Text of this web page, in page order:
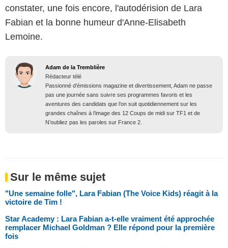
constater, une fois encore, l'autodérision de Lara
Fabian et la bonne humeur d'Anne-Elisabeth
Lemoine.
Adam de la Tremblière
Rédacteur télé
Passionné d’émissions magazine et divertissement, Adam ne passe
pas une journée sans suivre ses programmes favoris et les
aventures des candidats que l’on suit quotidiennement sur les
grandes chaînes à l’image des 12 Coups de midi sur TF1 et de
N’oubliez pas les paroles sur France 2.
Sur le même sujet
"Une semaine folle", Lara Fabian (The Voice Kids) réagit à la
victoire de Tim !
Star Academy : Lara Fabian a-t-elle vraiment été approchée
remplacer Michael Goldman ? Elle répond pour la première
fois